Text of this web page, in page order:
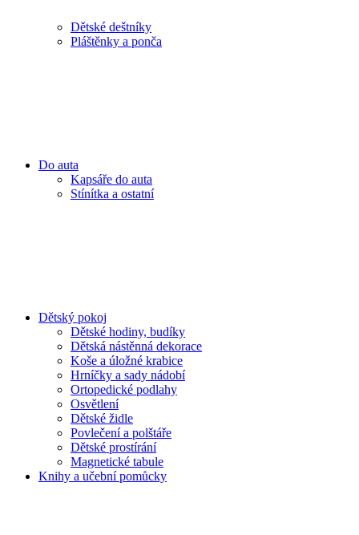
Dětské deštníky
Pláštěnky a ponča
Do auta
Kapsáře do auta
Stínítka a ostatní
Dětský pokoj
Dětské hodiny, budíky
Dětská nástěnná dekorace
Koše a úložné krabice
Hrníčky a sady nádobí
Ortopedické podlahy
Osvětlení
Dětské židle
Povlečení a polštáře
Dětské prostírání
Magnetické tabule
Knihy a učební pomůcky